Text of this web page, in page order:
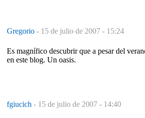
Gregorio - 15 de julio de 2007 - 15:24
Es magnífico descubrir que a pesar del
en este blog. Un oasis.
fgiucich - 15 de julio de 2007 - 14:40